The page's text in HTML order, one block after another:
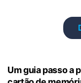
Um guia passo a